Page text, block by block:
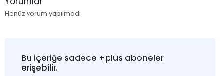
Henüz yorum yapılmadı
Bu içeriğe sadece +plus aboneler
erişebilir.